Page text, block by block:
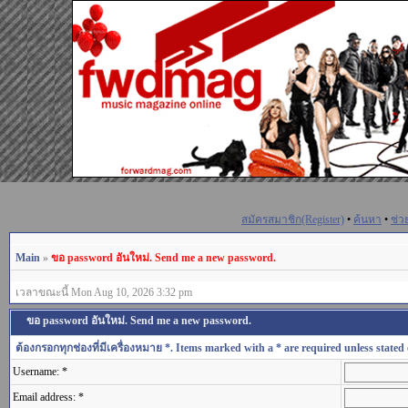
สมัครสมาชิก(Register) • ค้นหา • ช่ว
Main » ขอ password อันใหม่. Send me a new password.
เวลาขณะนี้ Mon Aug 10, 2026 3:32 pm
ขอ password อันใหม่. Send me a new password.
ต้องกรอกทุกช่องที่มีเครื่องหมาย *. Items marked with a * are required unless stated
Username: *
Email address: *